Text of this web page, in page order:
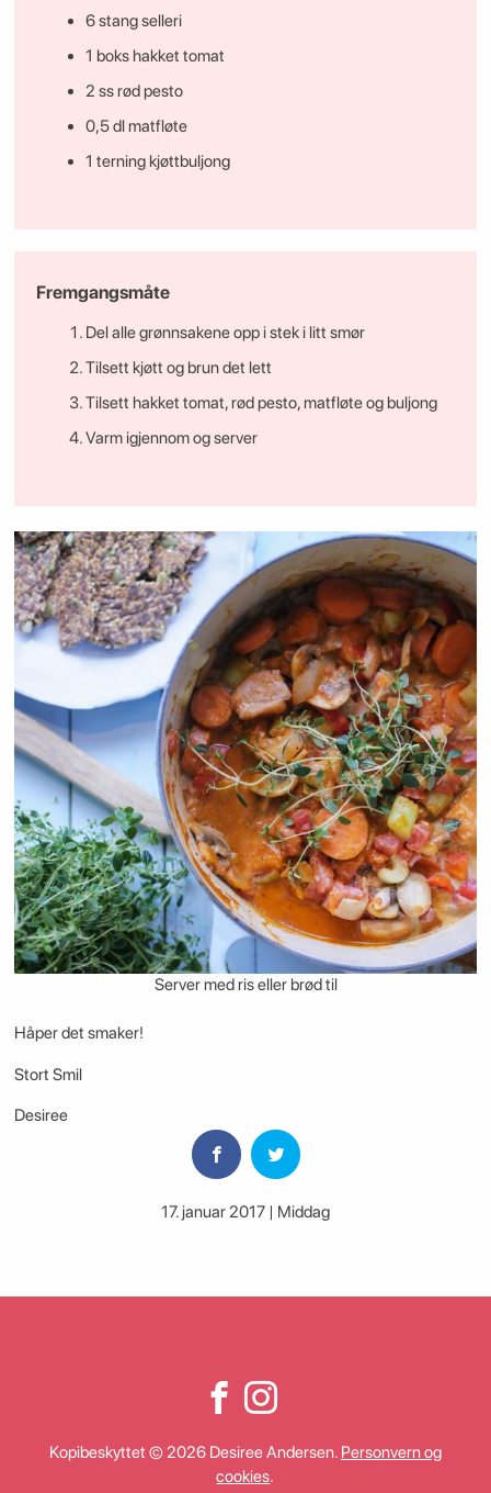
6 stang selleri
1 boks hakket tomat
2 ss rød pesto
0,5 dl matfløte
1 terning kjøttbuljong
Fremgangsmåte
Del alle grønnsakene opp i stek i litt smør
Tilsett kjøtt og brun det lett
Tilsett hakket tomat, rød pesto, matfløte og buljong
Varm igjennom og server
Server med ris eller brød til
Håper det smaker!
Stort Smil
Desiree
17. januar 2017 | Middag
Kopibeskyttet © 2026 Desiree Andersen. Personvern og
cookies.